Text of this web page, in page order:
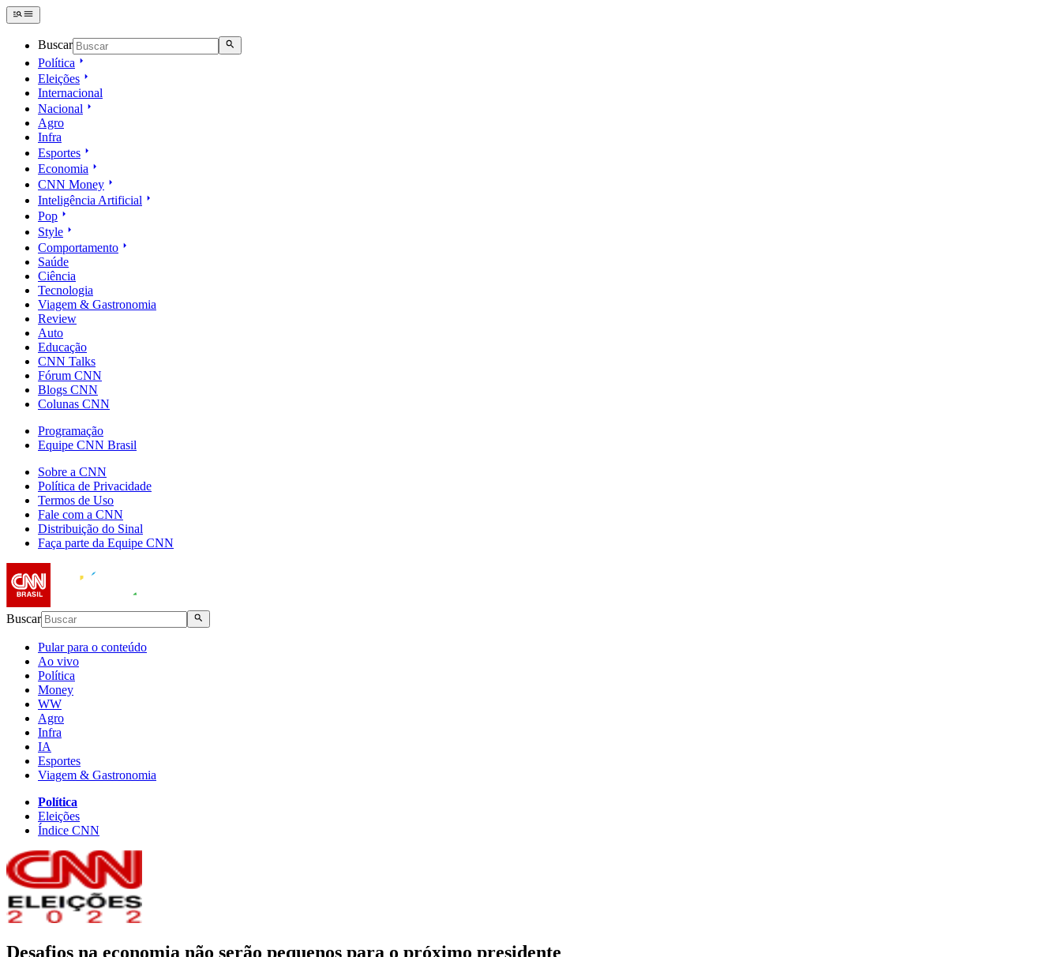
Buscar
Política
Eleições
Internacional
Nacional
Agro
Infra
Esportes
Economia
CNN Money
Inteligência Artificial
Pop
Style
Comportamento
Saúde
Ciência
Tecnologia
Viagem & Gastronomia
Review
Auto
Educação
CNN Talks
Fórum CNN
Blogs CNN
Colunas CNN
Programação
Equipe CNN Brasil
Sobre a CNN
Política de Privacidade
Termos de Uso
Fale com a CNN
Distribuição do Sinal
Faça parte da Equipe CNN
Buscar
Pular para o conteúdo
Ao vivo
Política
Money
WW
Agro
Infra
IA
Esportes
Viagem & Gastronomia
Política
Eleições
Índice CNN
Desafios na economia não serão pequenos para o próximo presidente